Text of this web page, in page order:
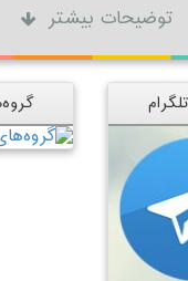
توضیحات بیشتر